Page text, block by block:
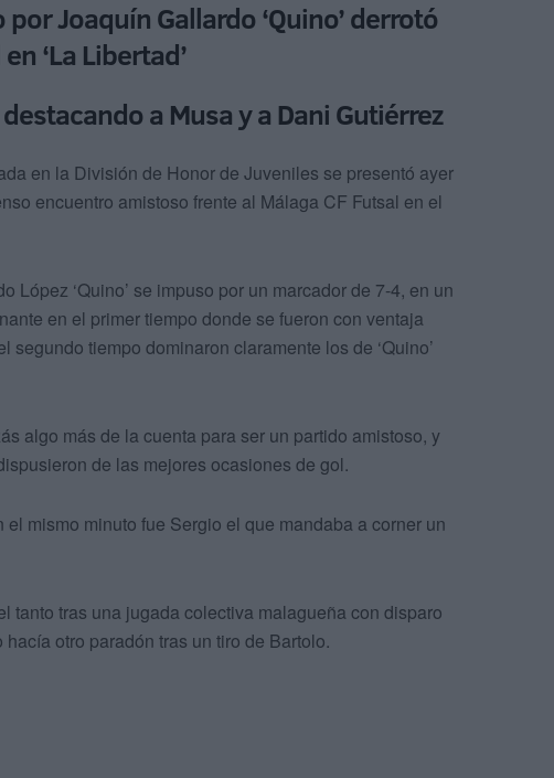
Joaquín Gallardo ‘Quino’ derrotó
‘La Libertad’
a Musa y a Dani Gutiérrez
en la División de Honor de Juveniles se presentó ayer
encuentro amistoso frente al Málaga CF Futsal en el
‘Quino’ se impuso por un marcador de 7-4, en un
en el primer tiempo donde se fueron con ventaja
tiempo dominaron claramente los de ‘Quino’
algo más de la cuenta para ser un partido amistoso, y
de las mejores ocasiones de gol.
mismo minuto fue Sergio el que mandaba a corner un
tanto tras una jugada colectiva malagueña con disparo
otro paradón tras un tiro de Bartolo.